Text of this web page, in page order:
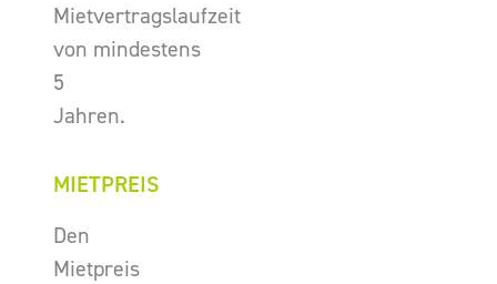
Mietvertragslaufzeit
von mindestens
5
Jahren.
MIETPREIS
Den
Mietpreis